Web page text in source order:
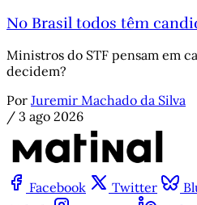
No Brasil todos têm
Ministros do STF pensam em
decidem?
Por Juremir Machado da Silva
/ 3 ago 2026
Facebook Twitter